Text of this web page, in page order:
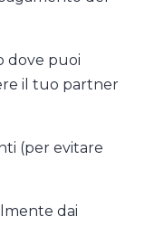
dove puoi
il tuo partner
(per evitare
dai